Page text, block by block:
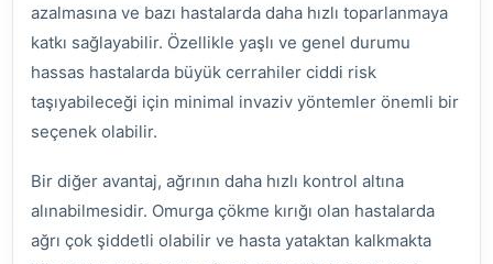
azalmasına ve bazı hastalarda daha hızlı toparlanmaya
katkı sağlayabilir. Özellikle yaşlı ve genel durumu
hassas hastalarda büyük cerrahiler ciddi risk
taşıyabileceği için minimal invaziv yöntemler önemli bir
seçenek olabilir.
Bir diğer avantaj, ağrının daha hızlı kontrol altına
alınabilmesidir. Omurga çökme kırığı olan hastalarda
ağrı çok şiddetli olabilir ve hasta yataktan kalkmakta